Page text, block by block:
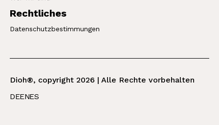
Rechtliches
Datenschutzbestimmungen
Dioh®, copyright 2026 | Alle Rechte vorbehalten
DEENES